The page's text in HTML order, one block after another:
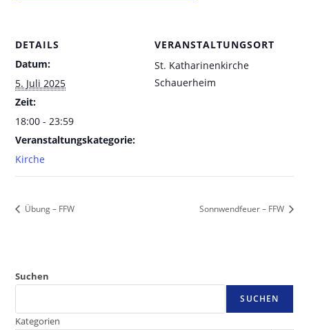
DETAILS
Datum:
5. Juli 2025
Zeit:
18:00 - 23:59
Veranstaltungskategorie:
Kirche
VERANSTALTUNGSORT
St. Katharinenkirche
Schauerheim
Übung – FFW Sonnwendfeuer – FFW
Suchen
SUCHEN
Kategorien